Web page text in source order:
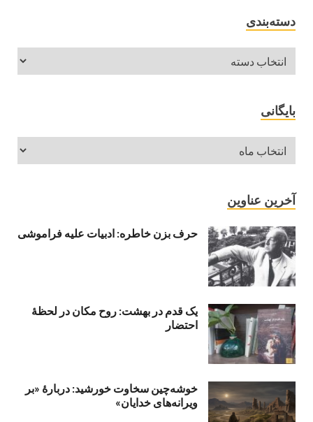
دسته‌بندی
بایگانی
آخرین عناوین
حرف بزن خاطره: ادبیات علیه فراموشی
یک قدم در بهشت: روح مکان در لحظهٔ
احتضار
خوشه‌چین سخاوت خورشید: دربارهٔ «بر
ویرانه‌های خدایان»